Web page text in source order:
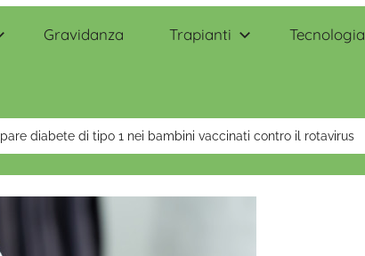
Gravidanza Trapianti Tecnologia
diabete di tipo 1 nei bambini vaccinati contro il rotavirus